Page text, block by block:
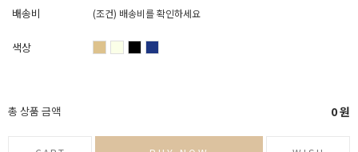
배송비 (조건) 배송비를 확인하세요
색상
총 상품 금액 0원